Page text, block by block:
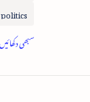
politics